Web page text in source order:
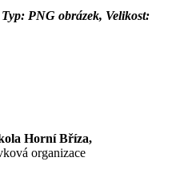
Typ: PNG obrázek, Velikost:
Horní Bříza,
organizace